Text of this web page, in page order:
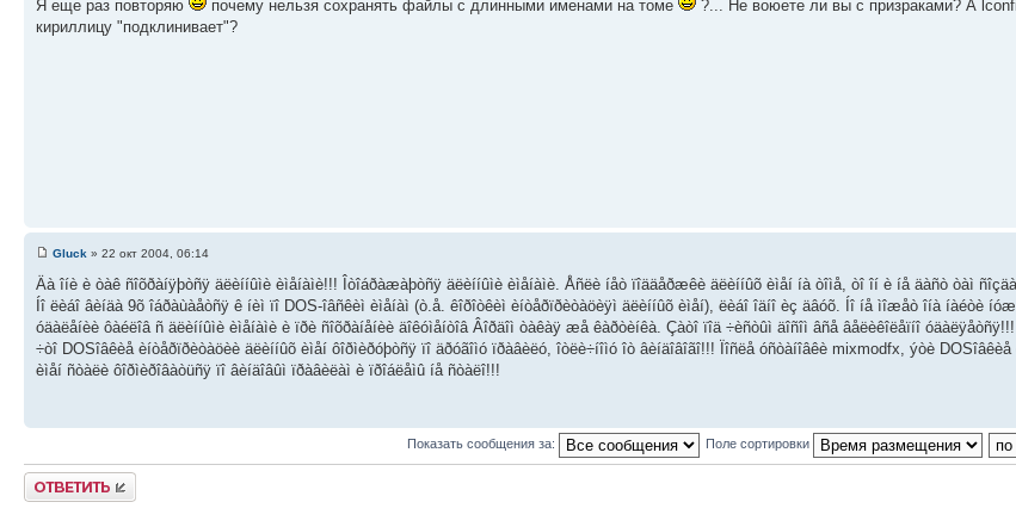
Я еще раз повторяю почему нельзя сохранять файлы с длинными именами на томе
?... Не воюете ли вы с призраками? А
кириллицу "подклинивает"?
Gluck » 22 окт 2004, 06:14
Äà îíè è òàê ñîõðàíÿþòñÿ äëèííûìè èìåíàìè!!! Îòîáðàæàþòñÿ äëèííûìè èìåíàìè. Åñëè íåò ïîääåðæêè äëèííûõ èìåí íà òîìå, òî îí è íå äàñò òàì
Íî ëèáî âèíäà 9õ îáðàùàåòñÿ ê íèì ïî DOS-îâñêèì èìåíàì (ò.å. êîðîòêèì èíòåðïðèòàöèÿì äëèííûõ èìåí), ëèáî îäíî èç äâóõ. Íî íå ìîæåò îíà íàéòè
óäàëåíèè ôàéëîâ ñ äëèííûìè èìåíàìè è ïðè ñîõðàíåíèè äîêóìåíòîâ Âîðäîì òàêàÿ æå êàðòèíêà. Çàòî ïîä ÷èñòûì äîñîì âñå âåëèêîëåïíî
÷òî DOSîâêèå èíòåðïðèòàöèè äëèííûõ èìåí ôîðìèðóþòñÿ ïî äðóãîìó ïðàâèëó, îòëè÷íîìó îò âèíäîâîãî!!! Ïîñëå óñòàíîâêè mixmodfx, ýòè DOSîâêèå
èìåí ñòàëè ôîðìèðîâàòüñÿ ïî âèíäîâûì ïðàâèëàì è ïðîáëåìû íå ñòàëî!!!
Показать сообщения за: Поле сортировки
Ответить